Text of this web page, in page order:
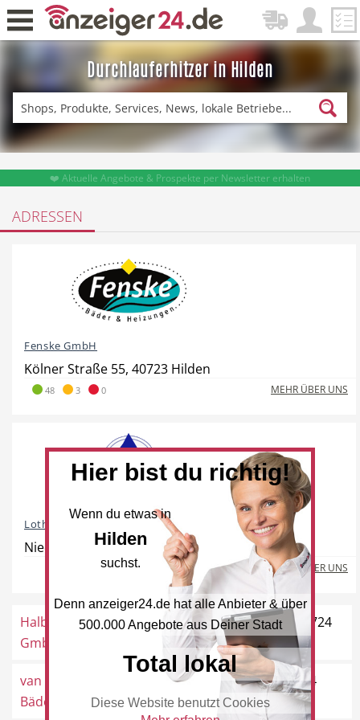
Durchlauferhitzer in Hilden
Zurück
Fitness & Sport Lieferservice
Einkaufen DE-News
News
Auto Handwerk
Sport & Freizeit Gesundheit
❤️ Aktuelle Angebote & Prospekte per Newsletter erhalten
ADRESSEN
Fenske GmbH
Kölner Straße 55, 40723 Hilden
48 3 0 MEHR ÜBER UNS
Lothar Lausberg Sanitär - Wärme ...
Niedenstraße 45, 40721 Hilden
MEHR ÜBER UNS
Halbig + Kopfer
GmbH
Hochdahler Straße 105, 40724
Hilden
van Schwamen
Bäder und Wärme
Pungshausstraße 17, 40724
Hilden
Hier bist du richtig!
Wenn du etwas in
Hilden
suchst.
Denn anzeiger24.de hat alle Anbieter & über
500.000 Angebote aus Deiner Stadt
Total lokal
Diese Website benutzt Cookies